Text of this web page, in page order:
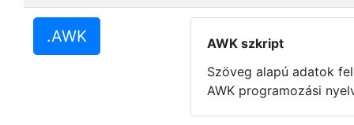
.AWK
AWK szkript
Szöveg alapú adatok
AWK programozási